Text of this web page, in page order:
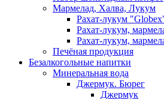
Мармелад, Халва, Лукум
Рахат-лукум
Рахат-лукум,
Рахат-лукум,
Печёная продукция
Безалкогольные напитки
Минеральная вода
Джермук. Бюрег
Джермук